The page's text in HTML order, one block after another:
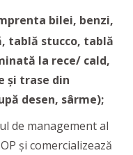
bilei, benzi,
tablă stucco, tablă
la rece/ cald,
şi trase din
desen, sârme);
de management al
și comercializează